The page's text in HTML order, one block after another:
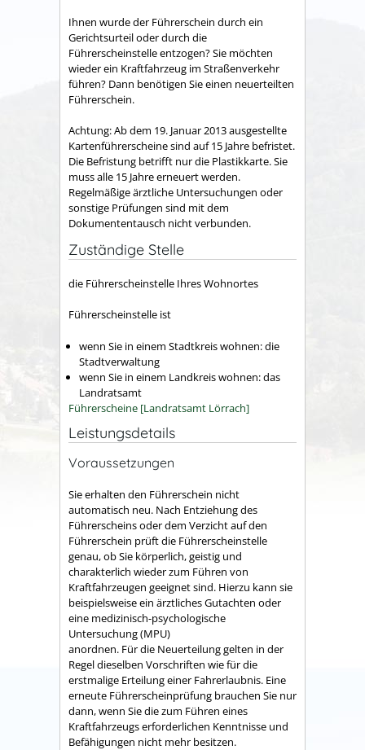
Ihnen wurde der Führerschein durch ein
Gerichtsurteil oder durch die
Führerscheinstelle entzogen? Sie möchten
wieder ein Kraftfahrzeug im Straßenverkehr
führen? Dann benötigen Sie einen neuerteilten
Führerschein.
Achtung:Ab dem 19. Januar 2013 ausgestellte
Kartenführerscheine sind auf 15 Jahre befristet.
Die Befristung betrifft nur die Plastikkarte. Sie
muss alle 15 Jahre erneuert werden.
Regelmäßige ärztliche Untersuchungen oder
sonstige Prüfungen sind mit dem
Dokumententausch nicht verbunden.
Zuständige Stelle
die Führerscheinstelle Ihres Wohnortes
Führerscheinstelle ist
wenn Sie in einem Stadtkreis wohnen: die
Stadtverwaltung
wenn Sie in einem Landkreis wohnen: das
Landratsamt
Führerscheine [Landratsamt Lörrach]
Leistungsdetails
Voraussetzungen
Sie erhalten den Führerschein nicht
automatisch neu. Nach Entziehung des
Führerscheins oder dem Verzicht auf den
Führerschein prüft die Führerscheinstelle
genau, ob Sie körperlich, geistig und
charakterlich wieder zum Führen von
Kraftfahrzeugen geeignet sind. Hierzu kann sie
beispielsweise ein ärztliches Gutachten oder
eine medizinisch-psychologische
Untersuchung (MPU)
anordnen. Für die Neuerteilung gelten in der
Regel dieselben Vorschriften wie für die
erstmalige Erteilung einer Fahrerlaubnis. Eine
erneute Führerscheinprüfung brauchen Sie nur
dann, wenn Sie die zum Führen eines
Kraftfahrzeugs erforderlichen Kenntnisse und
Befähigungen nicht mehr besitzen.